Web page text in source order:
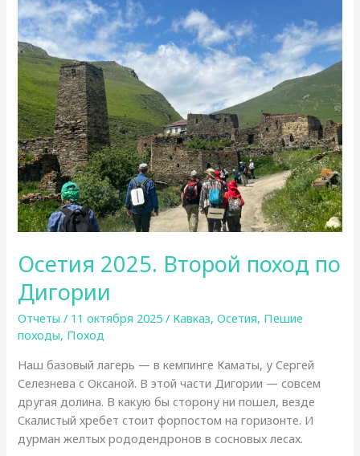
Осетия 2025. Второй поход по
Дигории
Отчеты / 11 октября 2025/ Кавказ,Осетия, Пешие
походы, Поход
Наш базовый лагерь — в кемпинге Каматы, у Сергей
Селезнева с Оксаной. В этой части Дигории — совсем
другая долина. В какую бы сторону ни пошел, везде
Скалистый хребет стоит форпостом на горизонте. И
дурман желтых рододендронов в сосновых лесах.